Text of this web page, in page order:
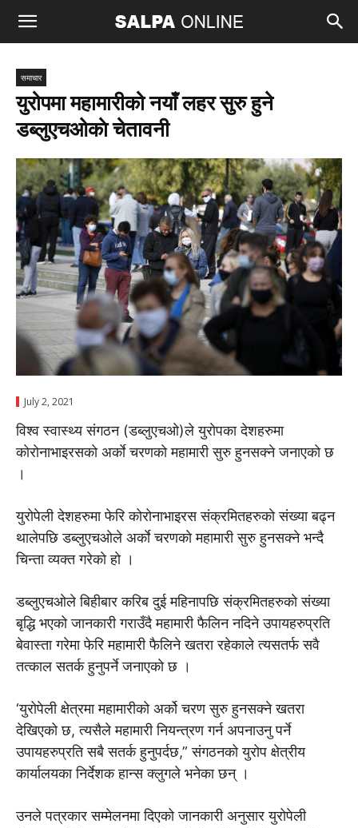
समाचार
युरोपमा महामारीको नयाँ लहर सुरु हुने
डब्लुएचओकाे चेतावनी
July 2, 2021
विश्व स्वास्थ्य संगठन (डब्लुएचओ)ले युराेपका देशहरुमा
काेराेनाभाइरसकाे अर्काे चरणकाे महामारी सुरु हुनसक्ने जनाएकाे छ
।
युरोपेली देशहरुमा फेरि कोरोनाभाइरस संक्रमितहरुकाे संख्या बढ्न
थालेपछि डब्लुएचओले अर्काे चरणकाे महामारी सुरु हुनसक्ने भन्दै
चिन्ता व्यक्त गरेकाे हाे ।
डब्लुएचओले बिहीबार करिब दुई महिनापछि संक्रमितहरुकाे संख्या
बृद्धि भएको जानकारी गराउँदै महामारी फैलिन नदिने उपायहरुप्रति
बेवास्ता गरेमा फेरि महामारी फैलिने खतरा रहेकाले त्यसतर्फ सवै
तत्काल सतर्क हुनुपर्ने जनाएकाे छ ।
‘युरोपेली क्षेत्रमा महामारीको अर्को चरण सुरु हुनसक्ने खतरा
देखिएको छ, त्यसैले महामारी नियन्त्रण गर्न अपनाउनु पर्ने
उपायहरुप्रति सबै सतर्क हुनुपर्दछ,” संगठनको युरोप क्षेत्रीय
कार्यालयका निर्देशक हान्स क्लुगले भनेका छन् ।
उनले पत्रकार सम्मेलनमा दिएको जानकारी अनुसार युरोपेली